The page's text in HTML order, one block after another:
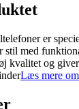
er
stil med
kvalitet og giver
Læs mere